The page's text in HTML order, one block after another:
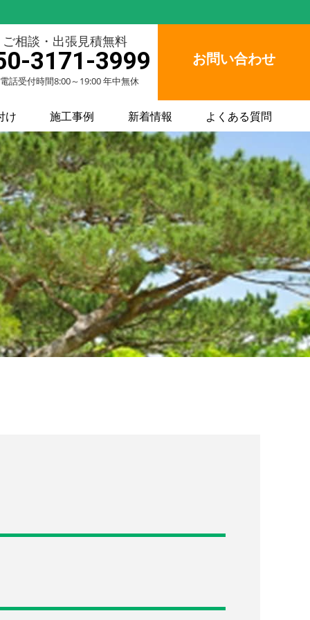
ご相談・出張見積無料
3171-3999
話受付時間8:00～19:00 年中無休
お問い合わせ
け 施工事例 新着情報 よくある質問